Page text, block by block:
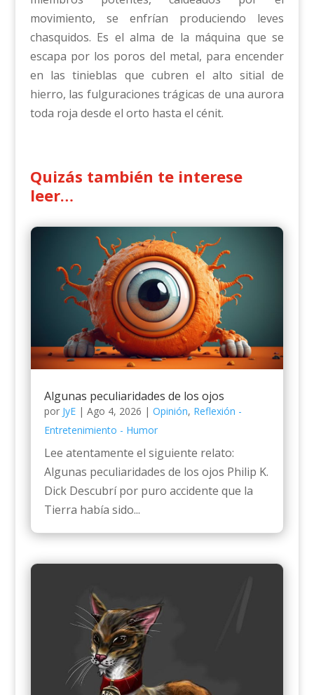
movimiento, se enfrían produciendo leves
chasquidos. Es el alma de la máquina que se
escapa por los poros del metal, para encender
en las tinieblas que cubren el alto sitial de
hierro, las fulguraciones trágicas de una aurora
toda roja desde el orto hasta el cénit.
Quizás también te interese
leer…
Algunas peculiaridades de los ojos
por JyE| Ago 4, 2026 | Opinión, Reflexión -
Entretenimiento - Humor
Lee atentamente el siguiente relato:
Algunas peculiaridades de los ojos Philip K.
Dick Descubrí por puro accidente que la
Tierra había sido...